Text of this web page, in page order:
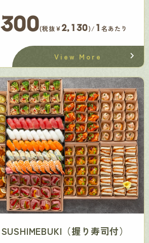
(税抜¥2,130)/ 1 名あたり
View More
（握り寿司付）